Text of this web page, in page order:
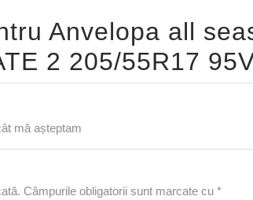
Anvelopa all
2 205/55R17
mă așteptam
Câmpurile obligatorii sunt marcate cu *